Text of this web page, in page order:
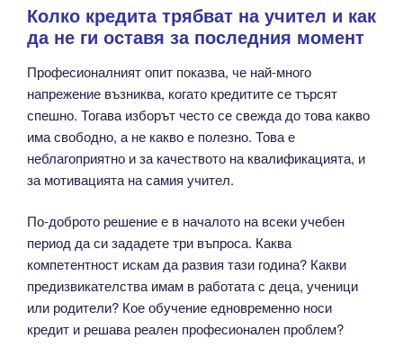
Колко кредита трябват на учител и как
да не ги оставя за последния момент
Професионалният опит показва, че най-много
напрежение възниква, когато кредитите се търсят
спешно. Тогава изборът често се свежда до това какво
има свободно, а не какво е полезно. Това е
неблагоприятно и за качеството на квалификацията, и
за мотивацията на самия учител.
По-доброто решение е в началото на всеки учебен
период да си зададете три въпроса. Каква
компетентност искам да развия тази година? Какви
предизвикателства имам в работата с деца, ученици
или родители? Кое обучение едновременно носи
кредит и решава реален професионален проблем?